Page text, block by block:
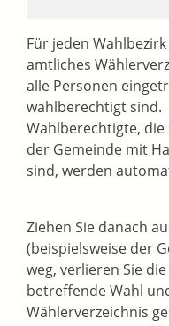
Für jeden
amtliches
alle Personen
wahlberechtigt sind.
Wahlberechtigte, die
der Gemeinde mit
sind, werden
Ziehen Sie danach
(beispielsweise der
weg, verlieren Sie
betreffende Wahl
Wählerverzeichnis